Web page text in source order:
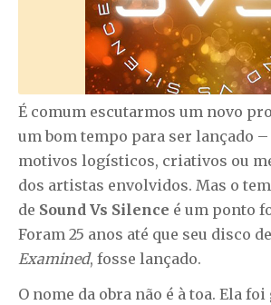
É comum escutarmos um novo
um bom tempo para ser lançado
motivos logísticos, criativos ou
dos artistas envolvidos. Mas o
de Sound Vs Silence é um ponto
Foram 25 anos até que seu disco
Examined, fosse lançado.
O nome da obra não é à toa. Ela